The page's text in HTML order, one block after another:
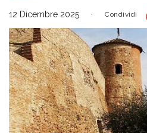
12 Dicembre 2025 Condividi